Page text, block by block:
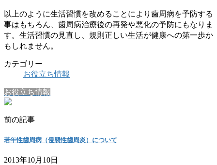
以上のように生活習慣を改めることにより歯周病を予防する
事はもちろん、歯周病治療後の再発や悪化の予防にもなりま
す。生活習慣の見直し、規則正しい生活が健康への第一歩か
もしれません。
カテゴリー
お役立ち情報
お役立ち情報
前の記事
若年性歯周病（侵襲性歯周炎）について
2013年10月10日